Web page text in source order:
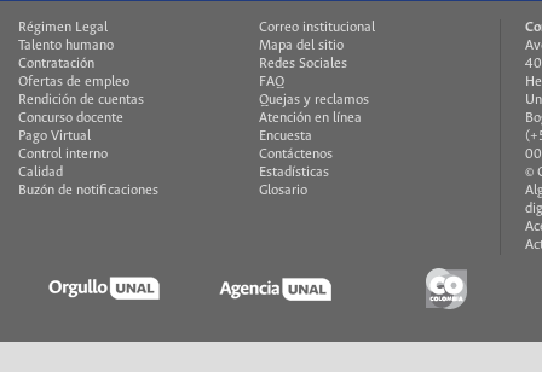
Régimen Legal
Talento humano
Contratación
Ofertas de empleo
Rendición de cuentas
Concurso docente
Pago Virtual
Control interno
Calidad
Buzón de notificaciones
Correo institucional
Mapa del sitio
Redes Sociales
FAQ
Quejas y reclamos
Atención en línea
Encuesta
Contáctenos
Estadísticas
Glosario
©